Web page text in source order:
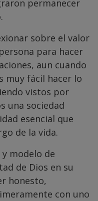
permanecer
sobre el valor
para hacer
aun cuando
muy fácil hacer lo
vistos por
una sociedad
esencial que
de la vida.
y modelo de
de Dios en su
honesto,
con uno